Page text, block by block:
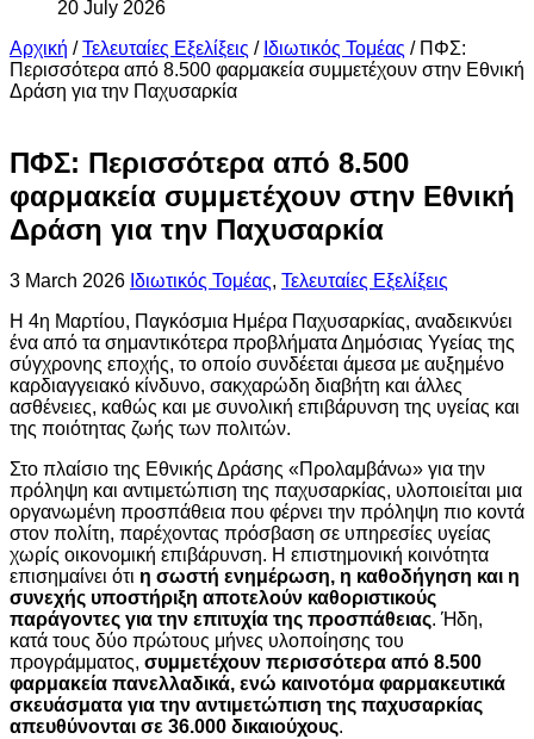
20 July 2026
Αρχική / Τελευταίες Εξελίξεις / Ιδιωτικός Τομέας / ΠΦΣ:
Περισσότερα από 8.500 φαρμακεία συμμετέχουν στην Εθνική
Δράση για την Παχυσαρκία
ΠΦΣ: Περισσότερα από 8.500
φαρμακεία συμμετέχουν στην Εθνική
Δράση για την Παχυσαρκία
3 March 2026 Ιδιωτικός Τομέας, Τελευταίες Εξελίξεις
Η 4η Μαρτίου, Παγκόσμια Ημέρα Παχυσαρκίας, αναδεικνύει
ένα από τα σημαντικότερα προβλήματα Δημόσιας Υγείας της
σύγχρονης εποχής, το οποίο συνδέεται άμεσα με αυξημένο
καρδιαγγειακό κίνδυνο, σακχαρώδη διαβήτη και άλλες
ασθένειες, καθώς και με συνολική επιβάρυνση της υγείας και
της ποιότητας ζωής των πολιτών.
Στο πλαίσιο της Εθνικής Δράσης «Προλαμβάνω» για την
πρόληψη και αντιμετώπιση της παχυσαρκίας, υλοποιείται μια
οργανωμένη προσπάθεια που φέρνει την πρόληψη πιο κοντά
στον πολίτη, παρέχοντας πρόσβαση σε υπηρεσίες υγείας
χωρίς οικονομική επιβάρυνση. Η επιστημονική κοινότητα
επισημαίνει ότι η σωστή ενημέρωση, η καθοδήγηση και η
συνεχής υποστήριξη αποτελούν καθοριστικούς
παράγοντες για την επιτυχία της προσπάθειας. Ήδη,
κατά τους δύο πρώτους μήνες υλοποίησης του
προγράμματος, συμμετέχουν περισσότερα από 8.500
φαρμακεία πανελλαδικά, ενώ καινοτόμα φαρμακευτικά
σκευάσματα για την αντιμετώπιση της παχυσαρκίας
απευθύνονται σε 36.000 δικαιούχους.